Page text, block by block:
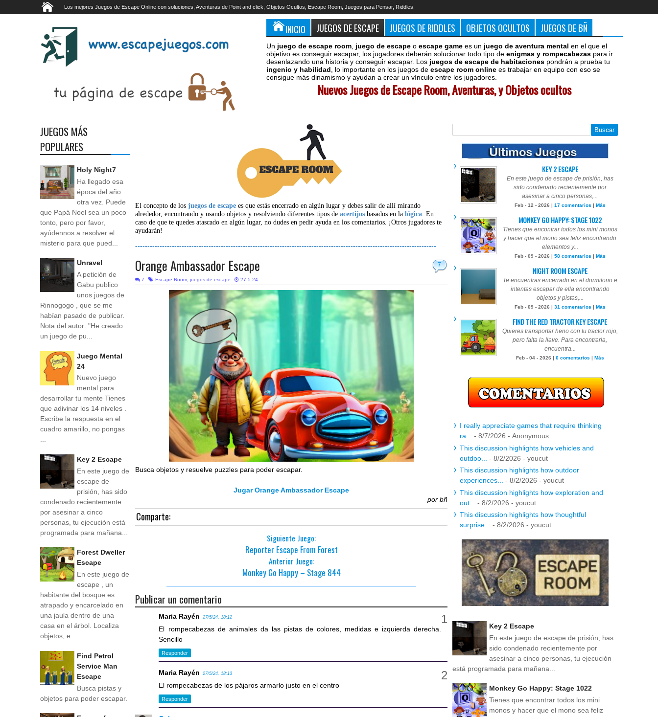
Los mejores Juegos de Escape Online con soluciones, Aventuras de Point and click, Objetos Ocultos, Escape Room, Juegos para Pensar, Riddles.
INICIO JUEGOS DE ESCAPE JUEGOS DE RIDDLES OBJETOS OCULTOS JUEGOS DE BÑ
Un juego de escape room juego de escape o escape game es un juego de aventura mental en el que el
objetivo es conseguir escapar, los jugadores deberán solucionar todo tipo de enigmas y rompecabezas para ir
desenlazando una historia y conseguir escapar. Los juegos de escape de habitaciones pondrán a prueba tu
ingenio y habilidad , lo importante en los juegos de escape room online es trabajar en equipo con eso se
consigue más dinamismo y ayudan a crear un vínculo entre los jugadores.
Nuevos Juegos de Escape Room, Aventuras, y Objetos ocultos
El concepto de losjuegos de escape es que estás encerrado en algún lugar y debes salir de allí mirando
alrededor, encontrando y usando objetos y resolviendo diferentes tipos deacertijos basados en lalógica. En
caso de que te quedes atascado en algún lugar, no dudes en pedir ayuda en los comentarios. ¡Otros jugadores te
ayudarán!
---------------------------------------------------------------------------------------------------------------------------
7
Orange Ambassador Escape
7 Escape Room juegos de escape 27.5.24
Busca objetos y resuelve puzzles para poder escapar.
Jugar Orange Ambassador Escape
por bñ
Comparte:
Siguiente Juego:
Reporter Escape From Forest
Anterior Juego:
Monkey Go Happy – Stage 844
Publicar un comentario
Maria Rayén 27/5/24, 18:12
El rompecabezas de animales da las pistas de colores, medidas e izquierda derecha.
Sencillo
Responder
Maria Rayén 27/5/24, 18:13
El rompecabezas de los pájaros armarlo justo en el centro
Responder
JUEGOS MÁS
POPULARES
Holy Night7
Ha llegado esa
época del año
otra vez. Puede
que Papá Noel sea un poco
tonto, pero por favor,
ayúdennos a resolver el
misterio para que pued...
Unravel
A petición de
Gabu publico
unos juegos de
Rinnogogo , que se me
habían pasado de publicar.
Nota del autor: "He creado
un juego de pu...
Juego Mental
24
Nuevo juego
mental para
desarrollar tu mente Tienes
que adivinar los 14 niveles .
Escribe la respuesta en el
cuadro amarillo, no pongas
...
Key 2 Escape
En este juego de
escape de
prisión, has sido
condenado recientemente
por asesinar a cinco
personas, tu ejecución está
programada para mañana...
Forest Dweller
Escape
En este juego de
escape , un
habitante del bosque es
atrapado y encarcelado en
una jaula dentro de una
casa en el árbol. Localiza
objetos, e...
Find Petrol
Service Man
Escape
Busca pistas y
objetos para poder escapar.
KEY 2 ESCAPE
En este juego de escape de prisión, has
sido condenado recientemente por
asesinar a cinco personas,...
Feb - 12 - 2026 | 17 comentarios | Más
MONKEY GO HAPPY: STAGE 1022
Tienes que encontrar todos los mini monos
y hacer que el mono sea feliz encontrando
elementos y...
Feb - 09 - 2026 | 58 comentarios | Más
NIGHT ROOM ESCAPE
Te encuentras encerrado en el dormitorio e
intentas escapar de ella encontrando
objetos y pistas,...
Feb - 09 - 2026 | 31 comentarios | Más
FIND THE RED TRACTOR KEY ESCAPE
Quieres transportar heno con tu tractor rojo,
pero falta la llave. Para encontrarla,
encuentra...
Feb - 04 - 2026 | 6 comentarios | Más
I really appreciate games that require thinking
ra...
- 8/7/2026 - Anonymous
This discussion highlights how vehicles and
outdoo...
- 8/2/2026 - youcut
This discussion highlights how outdoor
experiences...
- 8/2/2026 - youcut
This discussion highlights how exploration and
out...
- 8/2/2026 - youcut
This discussion highlights how thoughtful
surprise...
- 8/2/2026 - youcut
Key 2 Escape
En este juego de escape de prisión, has
sido condenado recientemente por
asesinar a cinco personas, tu ejecución
está programada para mañana...
Monkey Go Happy: Stage 1022
Tienes que encontrar todos los mini
monos y hacer que el mono sea feliz